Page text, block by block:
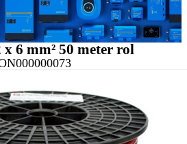
6 mm² 50 meter rol